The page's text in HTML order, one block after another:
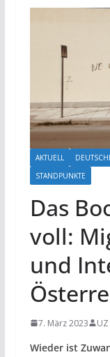
AKTUELL
STANDPUNKTE
Das
voll:
und
7. März 2023 UZ
Wieder ist